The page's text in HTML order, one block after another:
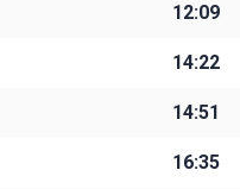
12:09
14:22
14:51
16:35